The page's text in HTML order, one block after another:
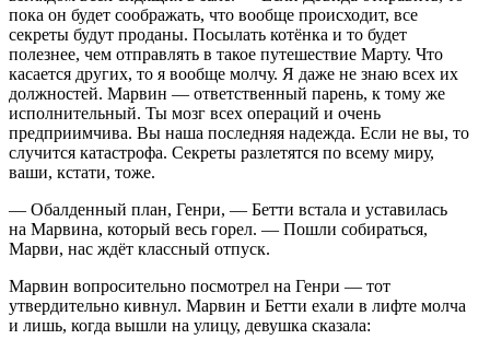
пока он будет соображать, что вообще происходит, все
секреты будут проданы. Посылать котёнка и то будет
полезнее, чем отправлять в такое путешествие Марту. Что
касается других, то я вообще молчу. Я даже не знаю всех их
должностей. Марвин — ответственный парень, к тому же
исполнительный. Ты мозг всех операций и очень
предприимчива. Вы наша последняя надежда. Если не вы, то
случится катастрофа. Секреты разлетятся по всему миру,
ваши, кстати, тоже.
— Обалденный план, Генри, — Бетти встала и уставилась
на Марвина, который весь горел. — Пошли собираться,
Марви, нас ждёт классный отпуск.
Марвин вопросительно посмотрел на Генри — тот
утвердительно кивнул. Марвин и Бетти ехали в лифте молча
и лишь, когда вышли на улицу, девушка сказала: